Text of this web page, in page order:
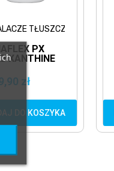
TŁUSZCZU
PX
XANTHINE
MOCNY
zł
DO KOSZYKA